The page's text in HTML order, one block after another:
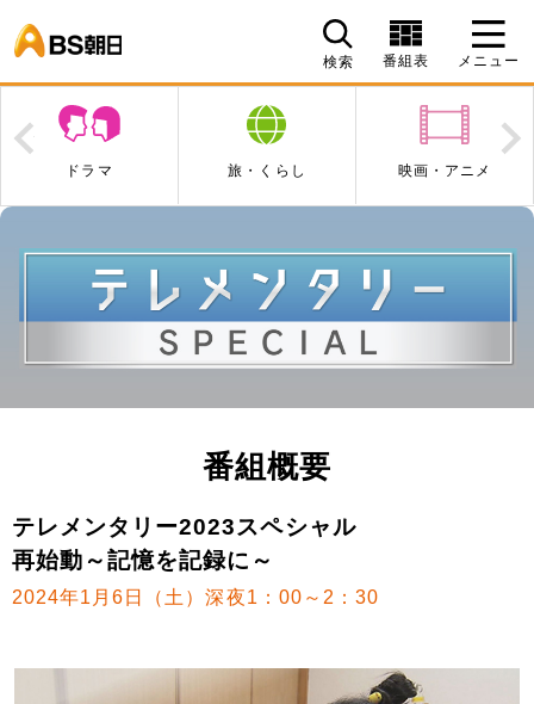
検索 番組表 メニュー
ドラマ 旅・くらし 映画・アニメ
Prev
番組概要
テレメンタリー2023スペシャル
再始動～記憶を記録に～
2024年1月6日（土）深夜1：00～2：30